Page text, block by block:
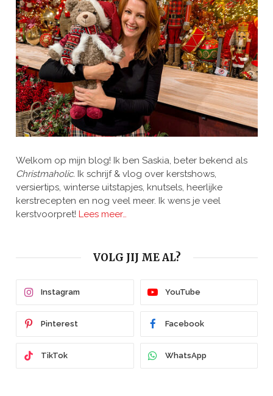
Welkom op mijn blog! Ik ben Saskia, beter bekend als
Christmaholic. Ik schrijf & vlog over kerstshows,
versiertips, winterse uitstapjes, knutsels, heerlijke
kerstrecepten en nog veel meer. Ik wens je veel
kerstvoorpret! Lees meer…
VOLG JIJ ME AL?
Instagram YouTube
Pinterest Facebook
TikTok WhatsApp